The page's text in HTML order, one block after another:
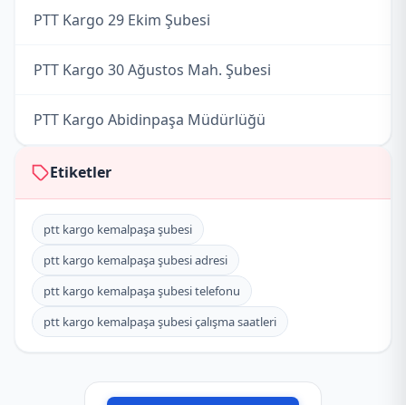
PTT Kargo 29 Ekim Şubesi
PTT Kargo 30 Ağustos Mah. Şubesi
PTT Kargo Abidinpaşa Müdürlüğü
PTT Kargo Adalet Bakanlığı Şubesi
PTT Kargo Adliye İcralar Şubesi
PTT Kargo Adliye Sarayı Müdürlüğü
PTT Kargo Adliye Şubesi
Etiketler
ptt kargo kemalpaşa şubesi
ptt kargo kemalpaşa şubesi adresi
ptt kargo kemalpaşa şubesi telefonu
ptt kargo kemalpaşa şubesi çalışma saatleri